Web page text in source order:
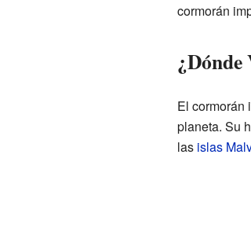
cormorán
El cormorán
planeta. Su
las islas